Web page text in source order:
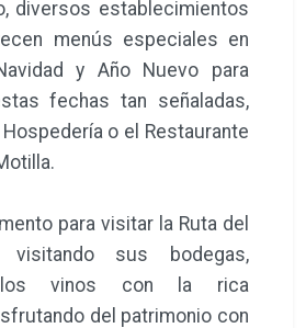
establecimientos
menús especiales en
y Año Nuevo para
fechas tan señaladas,
o el Restaurante
para visitar la Ruta del
visitando sus bodegas,
los vinos con la rica
del patrimonio con